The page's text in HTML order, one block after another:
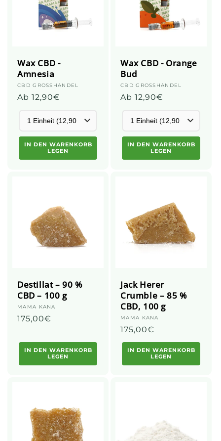
Wax CBD -
Amnesia
Anbieter:
CBD GROSSHANDEL
Üblicher
Ab 12,90€
IN DEN WARENKORB
LEGEN
Wax CBD - Orange
Bud
Anbieter:
CBD GROSSHANDEL
Üblicher
Ab 12,90€
IN DEN WARENKORB
LEGEN
Destillat – 90 %
CBD – 100 g
Anbieter:
MAMA KANA
Üblicher
175,00€
IN DEN WARENKORB
LEGEN
Jack Herer
Crumble – 85 %
CBD, 100 g
Anbieter:
MAMA KANA
Üblicher
Preis
175,00€
IN DEN WARENKORB
LEGEN